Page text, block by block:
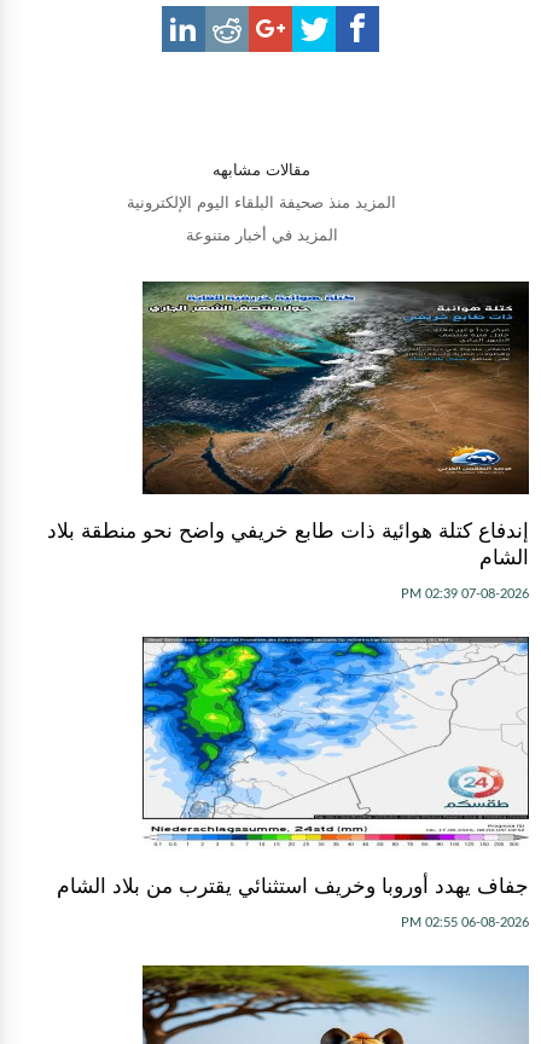
مقالات مشابهه
المزيد منذ صحيفة البلقاء اليوم الإلكترونية
المزيد في أخبار متنوعة
إندفاع كتلة هوائية ذات طابع خريفي واضح نحو منطقة بلاد
الشام
07-08-2026 02:39 PM
جفاف يهدد أوروبا وخريف استثنائي يقترب من بلاد الشام
06-08-2026 02:55 PM